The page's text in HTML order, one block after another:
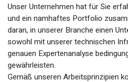
Unser Unternehmen hat für Sie
und ein namhaftes Portfolio
daran, in unserer Branche einen
sowohl mit unserer technischen
genauen Expertenanalyse
gewährleisten.
Gemäß unseren Arbeitsprinzipien